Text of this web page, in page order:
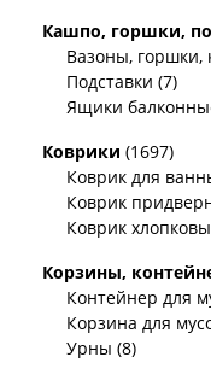
Кашпо, горшки,
Вазоны, горшки,
Подставки (7)
Ящики
Коврики (1697)
Коврик для
Коврик
Коврик
Корзины,
Контейнер для
Корзина для
Урны (8)